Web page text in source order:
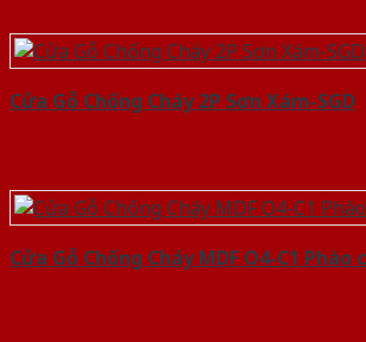
Cửa Gỗ Chống Cháy 2P Sơn Xám-SGD
Cửa Gỗ Chống Cháy MDF O4-C1 Phào